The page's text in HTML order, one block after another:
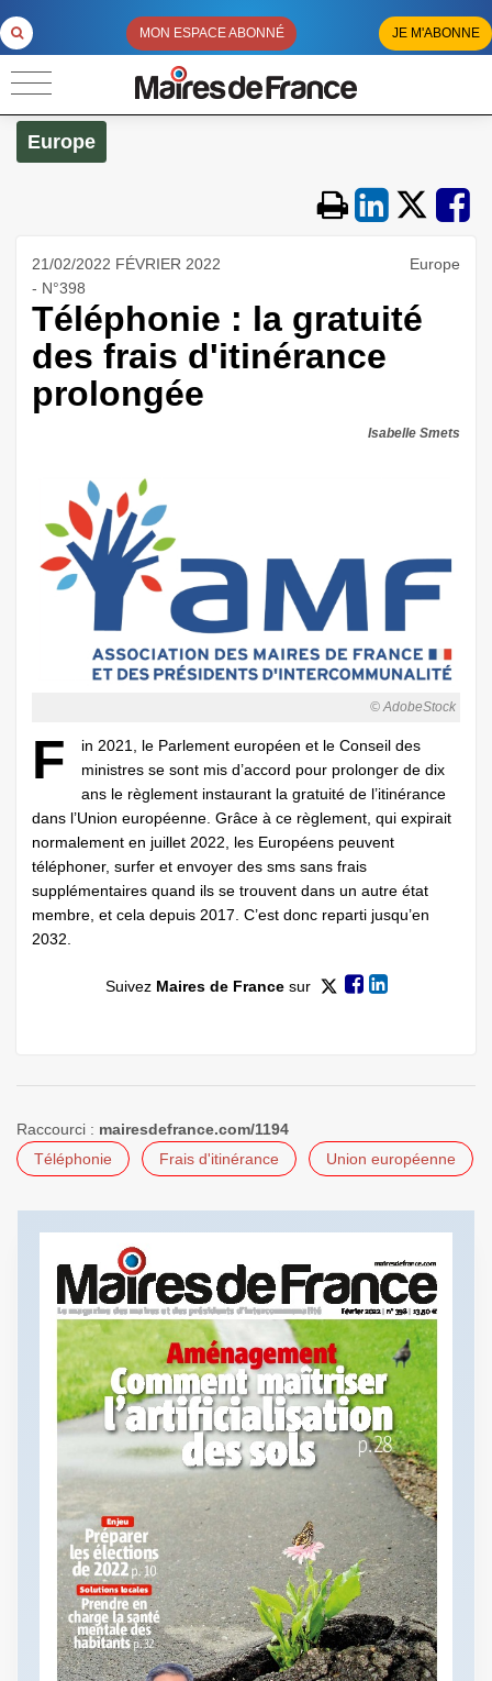
MON ESPACE ABONNÉ JE M'ABONNE
Europe
21/02/2022 FÉVRIER 2022
- N°398
Europe
Téléphonie : la gratuité
des frais d'itinérance
prolongée
Isabelle Smets
© AdobeStock
F
in 2021, le Parlement européen et le Conseil des
ministres se sont mis d’accord pour prolonger de dix
ans le règlement instaurant la gratuité de l’itinérance
dans l’Union européenne. Grâce à ce règlement, qui expirait
normalement en juillet 2022, les Européens peuvent
téléphoner, surfer et envoyer des sms sans frais
supplémentaires quand ils se trouvent dans un autre état
membre, et cela depuis 2017. C’est donc reparti jusqu’en
2032.
Suivez Maires de Francesur
Raccourci : mairesdefrance.com/1194
Téléphonie
Frais d'itinérance Union européenne